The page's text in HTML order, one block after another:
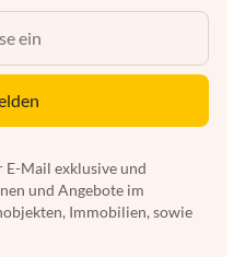
E-Mail exklusive und
und Angebote im
Immobilien, sowie